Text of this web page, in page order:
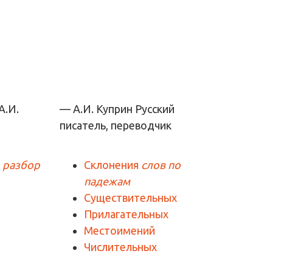
— А.И. Куприн Русский
писатель, переводчик
разбор
Склонения слов по
падежам
Существительных
Прилагательных
Местоимений
Числительных